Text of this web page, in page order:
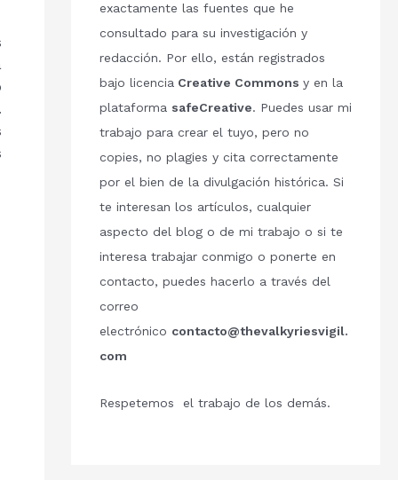
exactamente las fuentes que he
consultado para su investigación y
redacción. Por ello, están registrados
bajo licencia Creative Commons y en la
plataforma safeCreative. Puedes usar mi
trabajo para crear el tuyo, pero no
copies, no plagies y cita correctamente
por el bien de la divulgación histórica. Si
te interesan los artículos, cualquier
aspecto del blog o de mi trabajo o si te
interesa trabajar conmigo o ponerte en
contacto, puedes hacerlo a través del
correo
electrónico contacto@thevalkyriesvigil.
com
Respetemos el trabajo de los demás.